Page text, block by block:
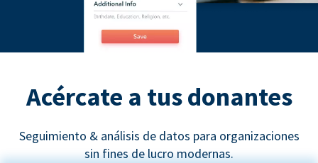
Acércate a tus donantes
Seguimiento & análisis de datos para organizaciones
sin fines de lucro modernas.